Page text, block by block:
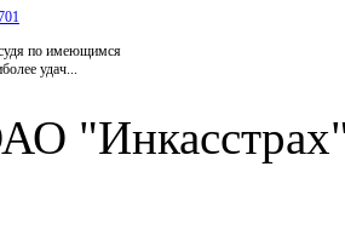
по имеющимся
удач...